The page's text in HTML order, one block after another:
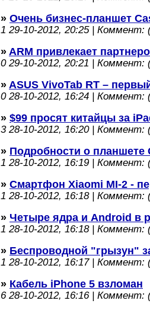
» Очень бизнес-планшет
1 29-10-2012, 20:25 | Коммент:
» ARM привлекает
029-10-2012, 20:21 | Коммент:
» ASUS VivoTab RT –
028-10-2012, 16:24 | Коммент:
» $99 просят китайцы за
328-10-2012, 16:20 | Коммент:
» Подробности о планшете
1 28-10-2012, 16:19 | Коммент:
» Смартфон Xiaomi MI-2 -
1 28-10-2012, 16:18 | Коммент:
» Четыре ядра и Android в
1 28-10-2012, 16:18 | Коммент:
» Беспроводной "грызун"
1 28-10-2012, 16:17 | Коммент:
» Кабель iPhone 5 взломан
628-10-2012, 16:16 | Коммент: